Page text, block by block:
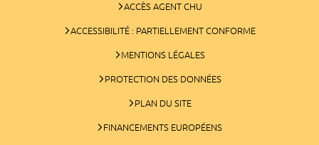
ACCÈS AGENT CHU
ACCESSIBILITÉ : PARTIELLEMENT CONFORME
MENTIONS LÉGALES
PROTECTION DES DONNÉES
PLAN DU SITE
FINANCEMENTS EUROPÉENS